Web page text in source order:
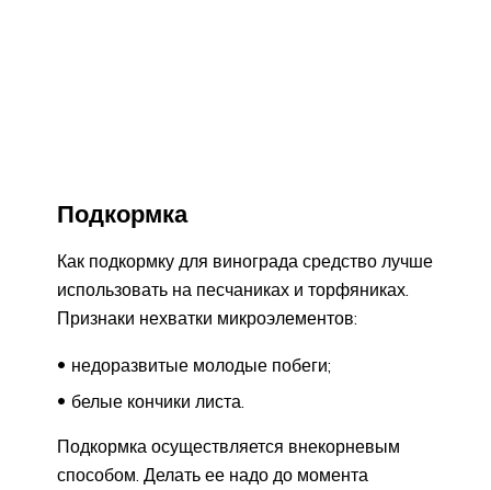
Подкормка
Как подкормку для винограда средство лучше
использовать на песчаниках и торфяниках.
Признаки нехватки микроэлементов:
недоразвитые молодые побеги;
белые кончики листа.
Подкормка осуществляется внекорневым
способом. Делать ее надо до момента